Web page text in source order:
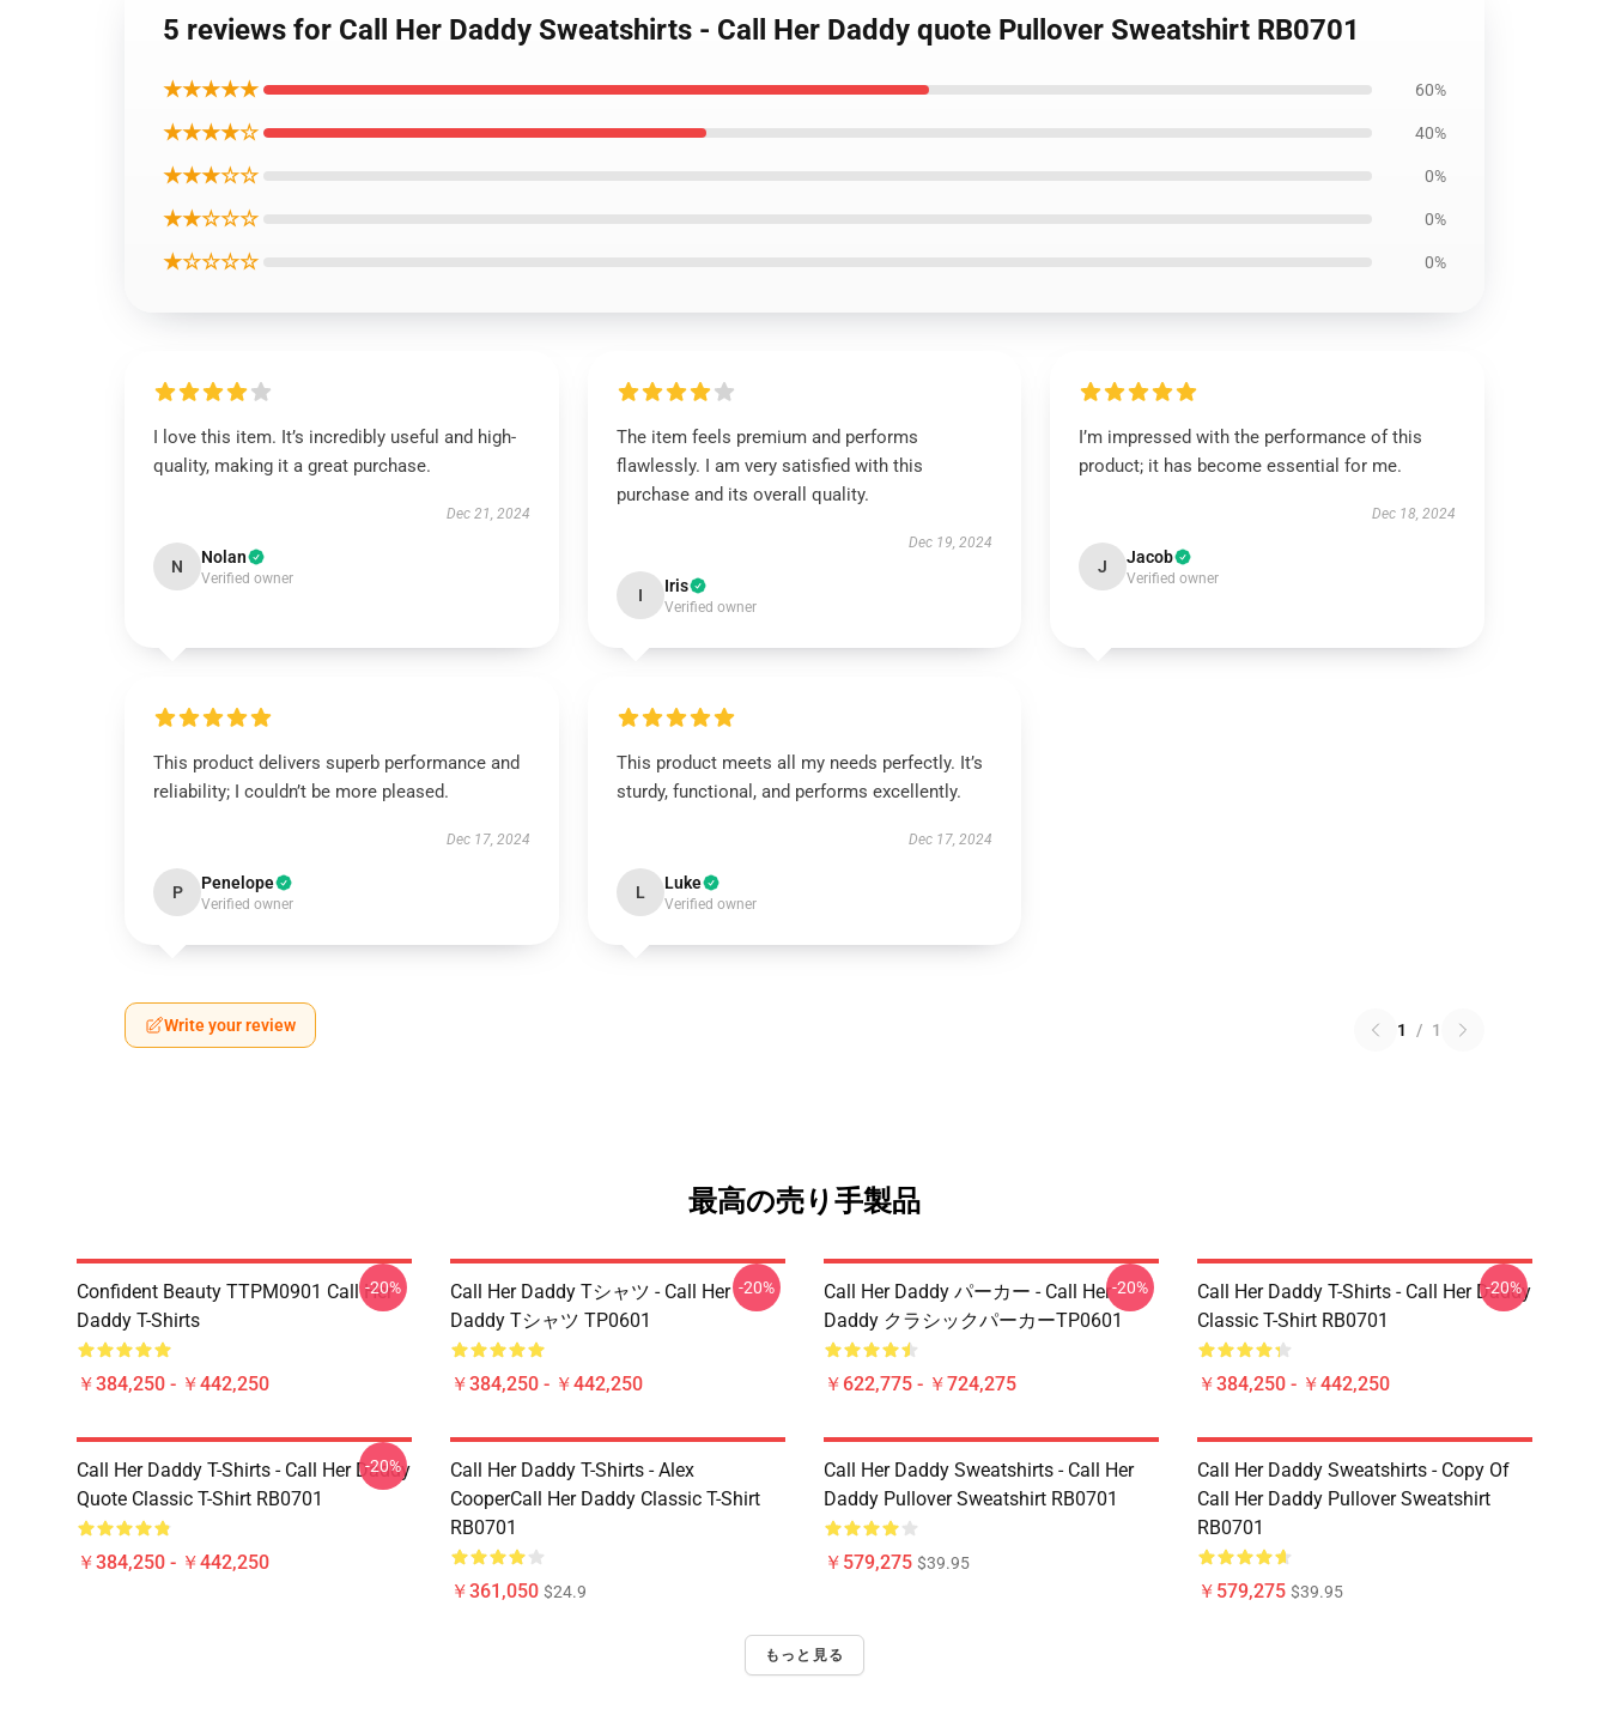
5 reviews for Call Her Daddy Sweatshirts - Call Her Daddy quote Pullover Sweatshirt RB0701
★★★★★ 60%
★★★★☆ 40%
★★★☆☆ 0%
★★☆☆☆ 0%
★☆☆☆☆ 0%
I love this item. It’s incredibly useful and high-
quality, making it a great purchase.
Dec 21, 2024
N Nolan
Verified owner
The item feels premium and performs
flawlessly. I am very satisfied with this
purchase and its overall quality.
Dec 19, 2024
I Iris
Verified owner
I’m impressed with the performance of this
product; it has become essential for me.
Dec 18, 2024
J Jacob
Verified owner
This product delivers superb performance and
reliability; I couldn’t be more pleased.
Dec 17, 2024
P Penelope
Verified owner
This product meets all my needs perfectly. It’s
sturdy, functional, and performs excellently.
Dec 17, 2024
L Luke
Verified owner
Write your review 1 / 1
最高の売り手製品
Confident Beauty TTPM0901 Call Her
Daddy T-Shirts
￥384,250 - ￥442,250
-20%
Call Her Daddy Tシャツ - Call Her
Daddy Tシャツ TP0601
￥384,250 - ￥442,250
-20%
Call Her Daddy パーカー - Call Her
Daddy クラシックパーカーTP0601
￥622,775 - ￥724,275
-20%
Call Her Daddy T-Shirts - Call Her Daddy
Classic T-Shirt RB0701
￥384,250 - ￥442,250
-20%
Call Her Daddy T-Shirts - Call Her Daddy
Quote Classic T-Shirt RB0701
￥384,250 - ￥442,250
-20%
Call Her Daddy T-Shirts - Alex
CooperCall Her Daddy Classic T-Shirt
RB0701
￥361,050 $24.9
Call Her Daddy Sweatshirts - Call Her
Daddy Pullover Sweatshirt RB0701
￥579,275 $39.95
Call Her Daddy Sweatshirts - Copy Of
Call Her Daddy Pullover Sweatshirt
RB0701
￥579,275 $39.95
もっと見る